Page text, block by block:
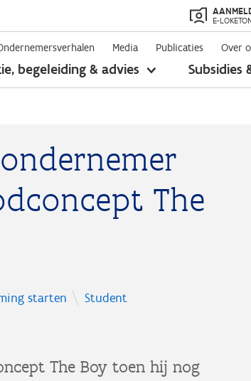
E-
Media Publicaties Over
begeleiding & advies
toon
Subsidies
The
starten Student
The Boy toen hij nog